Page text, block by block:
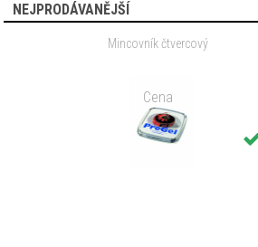
NEJPRODÁVANĚJŠÍ
Mincovník čtvercový
Cena